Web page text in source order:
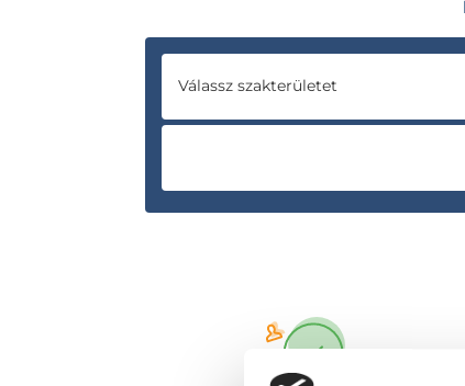
Válassz szakterületet